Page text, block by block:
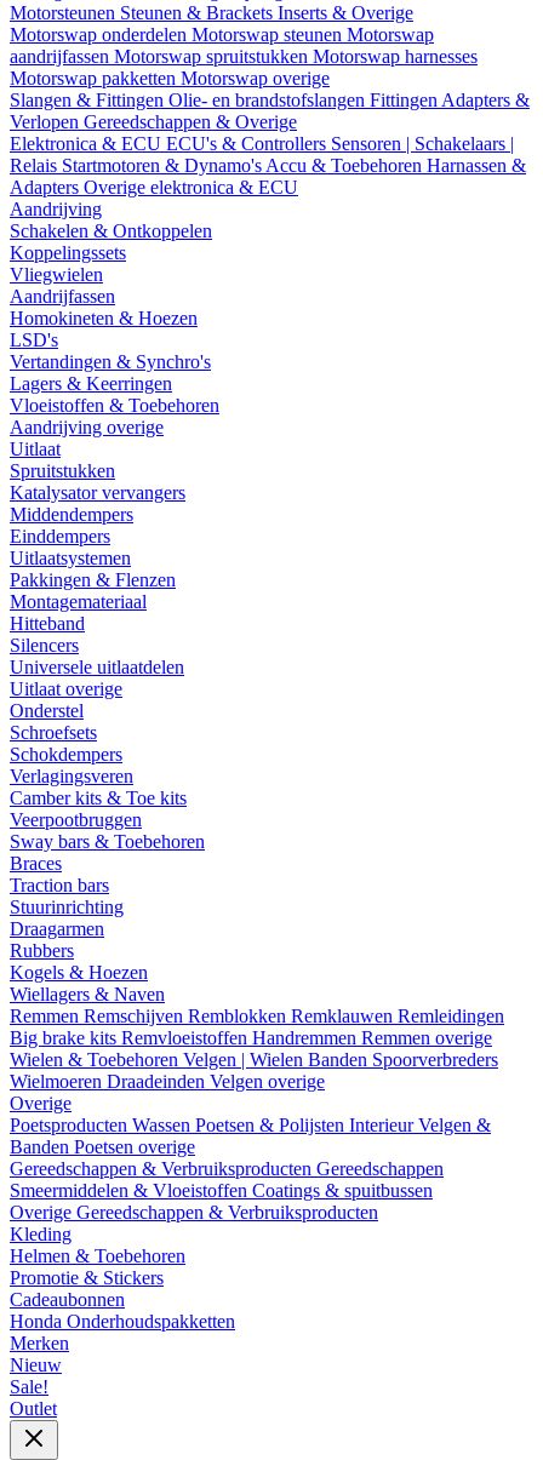
Motorsteunen Steunen & Brackets Inserts & Overige
Motorswap onderdelen Motorswap steunen Motorswap
aandrijfassen Motorswap spruitstukken Motorswap harnesses
Motorswap pakketten Motorswap overige
Slangen & Fittingen Olie- en brandstofslangen Fittingen Adapters &
Verlopen Gereedschappen & Overige
Elektronica & ECU ECU's & Controllers Sensoren | Schakelaars |
Relais Startmotoren & Dynamo's Accu & Toebehoren Harnassen &
Adapters Overige elektronica & ECU
Aandrijving
Schakelen & Ontkoppelen
Koppelingssets
Vliegwielen
Aandrijfassen
Homokineten & Hoezen
LSD's
Vertandingen & Synchro's
Lagers & Keerringen
Vloeistoffen & Toebehoren
Aandrijving overige
Uitlaat
Spruitstukken
Katalysator vervangers
Middendempers
Einddempers
Uitlaatsystemen
Pakkingen & Flenzen
Montagemateriaal
Hitteband
Silencers
Universele uitlaatdelen
Uitlaat overige
Onderstel
Schroefsets
Schokdempers
Verlagingsveren
Camber kits & Toe kits
Veerpootbruggen
Sway bars & Toebehoren
Braces
Traction bars
Stuurinrichting
Draagarmen
Rubbers
Kogels & Hoezen
Wiellagers & Naven
Remmen Remschijven Remblokken Remklauwen Remleidingen
Big brake kits Remvloeistoffen Handremmen Remmen overige
Wielen & Toebehoren Velgen | Wielen Banden Spoorverbreders
Wielmoeren Draadeinden Velgen overige
Overige
Poetsproducten Wassen Poetsen & Polijsten InterieurVelgen &
Banden Poetsen overige
Gereedschappen & Verbruiksproducten Gereedschappen
Smeermiddelen & Vloeistoffen Coatings & spuitbussen
Overige Gereedschappen & Verbruiksproducten
Kleding
Helmen & Toebehoren
Promotie & Stickers
Cadeaubonnen
Honda Onderhoudspakketten
Merken
Nieuw
Sale!
Outlet